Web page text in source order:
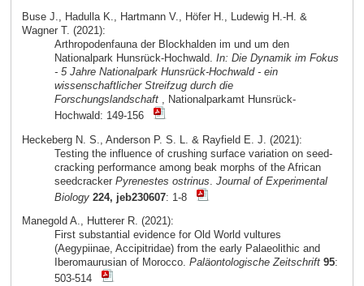
Buse J., Hadulla K., Hartmann V., Höfer H., Ludewig H.-H. &
Wagner T. (2021):
Arthropodenfauna der Blockhalden im und um den
Nationalpark Hunsrück-Hochwald. In: Die Dynamik im Fokus
- 5 Jahre Nationalpark Hunsrück-Hochwald - ein
wissenschaftlicher Streifzug durch die
Forschungslandschaft, Nationalparkamt Hunsrück-
Hochwald: 149-156
Heckeberg N. S., Anderson P. S. L. & Rayfield E. J. (2021):
Testing the influence of crushing surface variation on seed-
cracking performance among beak morphs of the African
seedcracker Pyrenestes ostrinus Journal of Experimental
Biology 224, jeb230607: 1-8
Manegold A., Hutterer R. (2021):
First substantial evidence for Old World vultures
(Aegypiinae, Accipitridae) from the early Palaeolithic and
Iberomaurusian of Morocco. Paläontologische Zeitschrift 95:
503-514